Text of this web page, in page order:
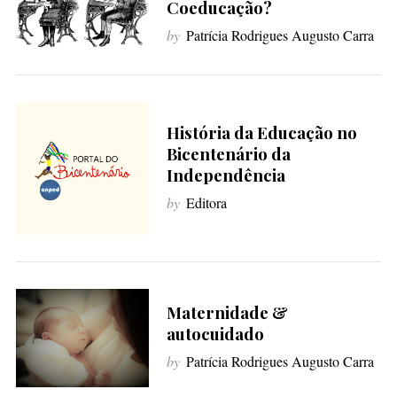
f
o
Coeducação?
by Patrícia Rodrigues Augusto Carra
História da Educação no
Bicentenário da
Independência
by Editora
Maternidade &
autocuidado
by Patrícia Rodrigues Augusto Carra